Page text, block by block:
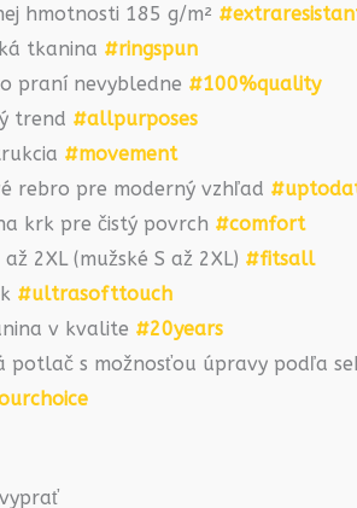
hmotnosti 185 g/m²
tkanina #ringspun
praní nevybledne #100%quality
trend #allpurposes
#movement
rebro pre moderný vzhľad
krk pre čistý povrch #comfort
2XL (mužské S až 2XL) #fitsall
#ultrasofttouch
v kvalite #20years
potlač s možnosťou úpravy podľa